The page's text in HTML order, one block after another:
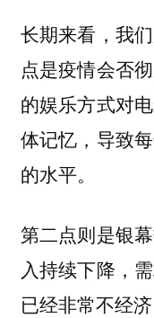
长期来看，我
点是疫情会否
的娱乐方式对
体记忆，导致
的水平。
第二点则是银
入持续下降，
已经非常不经济